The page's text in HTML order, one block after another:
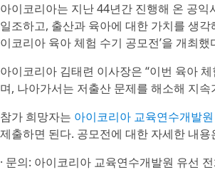
아이코리아는 지난 44년간 진행해 온 공
일조하고, 출산과 육아에 대한 가치를 생
이코리아 육아 체험 수기 공모전’을 개최했
아이코리아 김태련 이사장은 “이번 육아
며, 나아가서는 저출산 문제를 해소해 지
참가 희망자는 아이코리아 교육연수개발
제출하면 된다. 공모전에 대한 자세한 내
· 문의: 아이코리아 교육연수개발원 유선